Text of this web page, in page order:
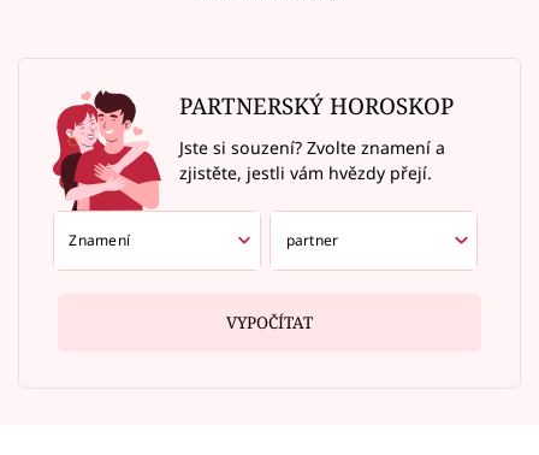
PARTNERSKÝ HOROSKOP
Jste si souzení? Zvolte znamení a
zjistěte, jestli vám hvězdy přejí.
VYPOČÍTAT